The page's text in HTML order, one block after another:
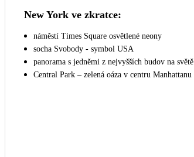
New York ve zkratce:
náměstí Times Square osvětlené neony
socha Svobody - symbol USA
panorama s jedněmi z nejvyšších budov na světě
Central Park – zelená oáza v centru Manhattanu